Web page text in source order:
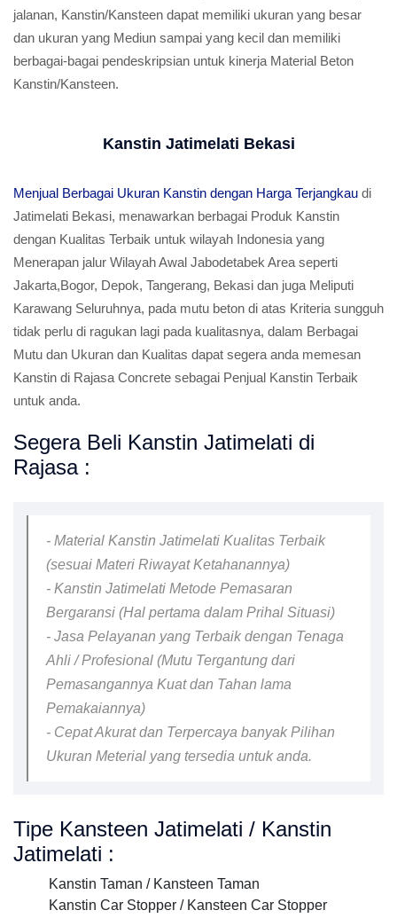
jalanan, Kanstin/Kansteen dapat memiliki ukuran yang besar
dan ukuran yang Mediun sampai yang kecil dan memiliki
berbagai-bagai pendeskripsian untuk kinerja Material Beton
Kanstin/Kansteen.
Kanstin Jatimelati Bekasi
Menjual Berbagai Ukuran Kanstin dengan Harga Terjangkau di
Jatimelati Bekasi, menawarkan berbagai Produk Kanstin
dengan Kualitas Terbaik untuk wilayah Indonesia yang
Menerapan jalur Wilayah Awal Jabodetabek Area seperti
Jakarta,Bogor, Depok, Tangerang, Bekasi dan juga Meliputi
Karawang Seluruhnya, pada mutu beton di atas Kriteria sungguh
tidak perlu di ragukan lagi pada kualitasnya, dalam Berbagai
Mutu dan Ukuran dan Kualitas dapat segera anda memesan
Kanstin di Rajasa Concrete sebagai Penjual Kanstin Terbaik
untuk anda.
Segera Beli Kanstin Jatimelati di
Rajasa :
- Material Kanstin Jatimelati Kualitas Terbaik
(sesuai Materi Riwayat Ketahanannya)
- Kanstin Jatimelati Metode Pemasaran
Bergaransi (Hal pertama dalam Prihal Situasi)
- Jasa Pelayanan yang Terbaik dengan Tenaga
Ahli / Profesional (Mutu Tergantung dari
Pemasangannya Kuat dan Tahan lama
Pemakaiannya)
- Cepat Akurat dan Terpercaya banyak Pilihan
Ukuran Meterial yang tersedia untuk anda.
Tipe Kansteen Jatimelati / Kanstin
Jatimelati :
Kanstin Taman / Kansteen Taman
Kanstin Car Stopper / Kansteen Car Stopper